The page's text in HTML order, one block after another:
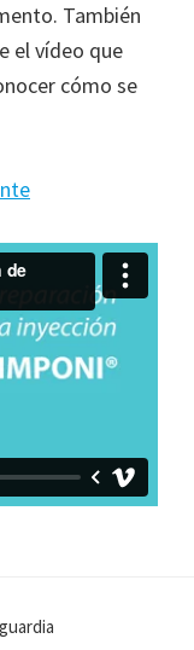
También
el vídeo que
cómo se